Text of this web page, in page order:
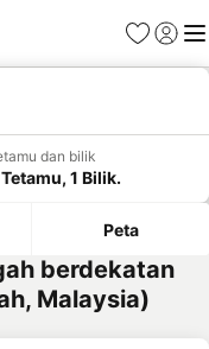
Kegemaran
Daftar
dan bilik
1 Bilik.
Peta
berdekatan
Malaysia)